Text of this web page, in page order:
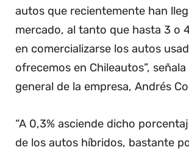
autos que recientemente han
mercado, al tanto que hasta 3 o
en comercializarse los autos
ofrecemos en Chileautos”,
general de la empresa, Andrés
“A 0,3% asciende dicho
de los autos híbridos, bastante